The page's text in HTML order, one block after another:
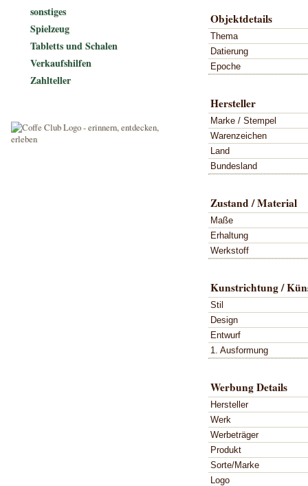
Objektdetails
Thema
Datierung
Epoche
Hersteller
Marke / Stempel
Warenzeichen
Land
Bundesland
Zustand / Material
Maße
Erhaltung
Werkstoff
Kunstrichtung /
Stil
Design
Entwurf
1. Ausformung
Werbung Details
Hersteller
Werk
Werbeträger
Produkt
Sorte/Marke
Logo
sonstiges
Spielzeug
Tabletts und Schalen
Verkaufshilfen
Zahlteller